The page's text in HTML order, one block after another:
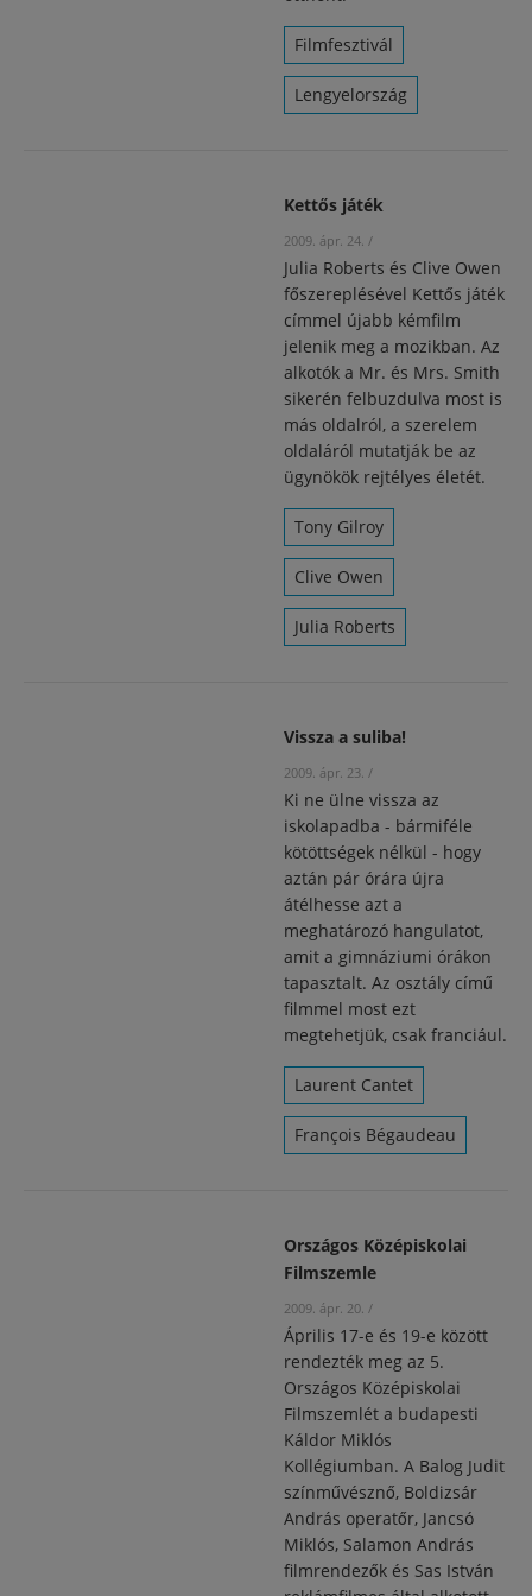
Filmfesztivál
Lengyelország
Kettős játék
2009. ápr. 24. /
Julia Roberts és Clive Owen
főszereplésével Kettős játék
címmel újabb kémfilm
jelenik meg a mozikban. Az
alkotók a Mr. és Mrs. Smith
sikerén felbuzdulva most is
más oldalról, a szerelem
oldaláról mutatják be az
ügynökök rejtélyes életét.
Tony Gilroy
Clive Owen
Julia Roberts
Vissza a suliba!
2009. ápr. 23. /
Ki ne ülne vissza az
iskolapadba - bármiféle
kötöttségek nélkül - hogy
aztán pár órára újra
átélhesse azt a
meghatározó hangulatot,
amit a gimnáziumi órákon
tapasztalt. Az osztály című
filmmel most ezt
megtehetjük, csak franciául.
Laurent Cantet
François Bégaudeau
Országos Középiskolai
Filmszemle
2009. ápr. 20. /
Április 17-e és 19-e között
rendezték meg az 5.
Országos Középiskolai
Filmszemlét a budapesti
Káldor Miklós
Kollégiumban. A Balog Judit
színművésznő, Boldizsár
András operatőr, Jancsó
Miklós, Salamon András
filmrendezők és Sas István